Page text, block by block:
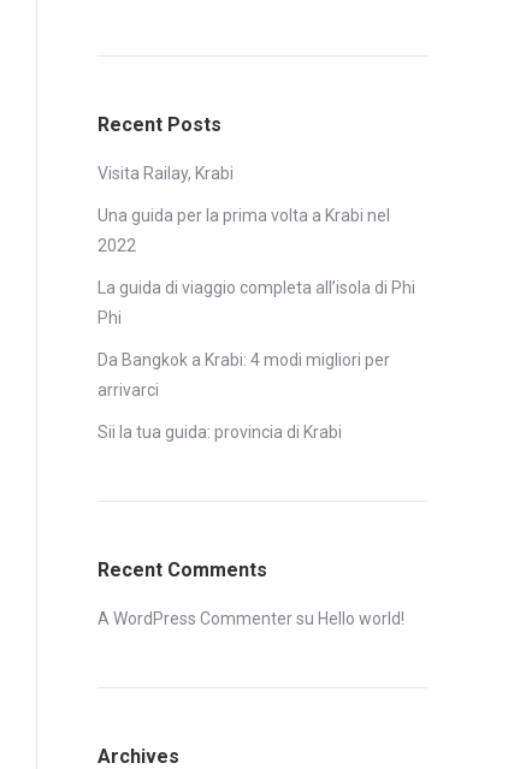
Recent Posts
Visita Railay, Krabi
Una guida per la prima volta a Krabi nel
2022
La guida di viaggio completa all’isola di Phi
Phi
Da Bangkok a Krabi: 4 modi migliori per
arrivarci
Sii la tua guida: provincia di Krabi
Recent Comments
A WordPress Commentersu Hello world!
Archives